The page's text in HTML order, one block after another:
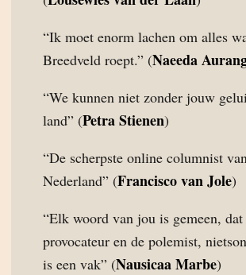
“Ik moet enorm lachen om alles
Breedveld roept.” (Naeeda
“We kunnen niet zonder jouw
land” (Petra Stienen)
“De scherpste online columnist van
Nederland” (Francisco van Jole)
“Elk woord van jou is gemeen,
provocateur en de polemist,
is een vak” (Nausicaa Marbe)